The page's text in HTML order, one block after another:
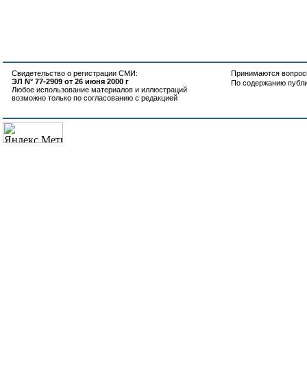
Свидетельство о регистрации СМИ:
ЭЛ N° 77-2909 от 26 июня 2000 г
Любое использование материалов и иллюстраций
возможно только по согласованию с редакцией
Принимаются
По содержанию